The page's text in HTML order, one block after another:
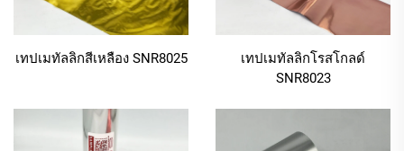
การพิมพ์ด้วยริบบอนนี้จะไม่จาง ลอก หรือขีดข่วนง่าย แม้
จะใช้งานบ่อยแค่ไหนก็ตาม ริบบอนของขวัญที่พิมพ์ด้วย
ริบบอนสีเมทัลลิกจะคงความแวววาวสีเขียวและดีไซน์คม
แวดล้อมอุตสาหกรรม เช่น การบรรจุภัณฑ์ระดับพรีเมียม
ริบบอนนี้ช่วยให้ฉลากยังคงสมบูรณ์ตลอดกระบวนการ
เทปเมทัลลิกสีเหลือง SNR8025
เทปเมทัลลิกโรสโกลด์
SNR8023